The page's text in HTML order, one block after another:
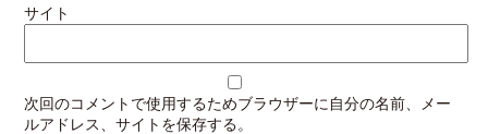
サイト
次回のコメントで使用するためブラウザーに自分の名前、メー
ルアドレス、サイトを保存する。